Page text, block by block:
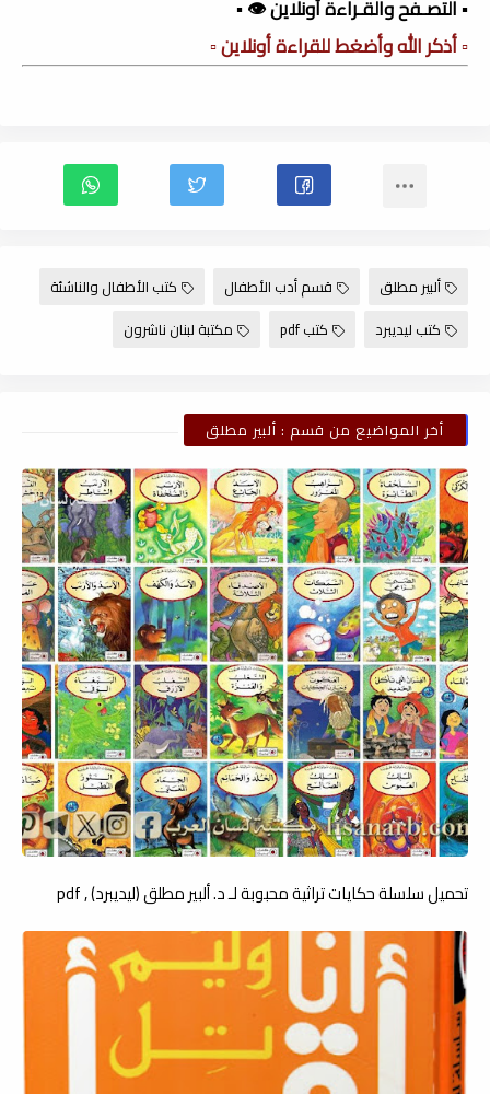
▪️ التصـفح والقـراءة أونلاين 👁️ ▪️
▫️ أذكر الله وأضغط للقراءة أونلاين ▫️
ألبير مطلق قسم أدب الأطفال
كتب الأطفال والناشئة
كتب ليديبرد
كتب pdf مكتبة لبنان ناشرون
أخر المواضيع من قسم : ألبير مطلق
تحميل سلسلة حكايات تراثية محبوبة لـ د. ألبير مطلق (ليديبرد) , pdf